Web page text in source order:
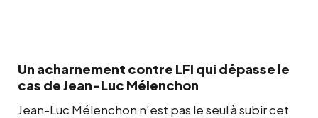
Un acharnement contre LFI qui dépasse le
cas de Jean-Luc Mélenchon
Jean-Luc Mélenchon n’est pas le seul à subir cet